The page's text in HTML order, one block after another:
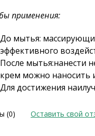
применения:
До мытья:
эффективного
После мытья:нанести
крем можно наносить
Для достижения
(0) Оставить свой